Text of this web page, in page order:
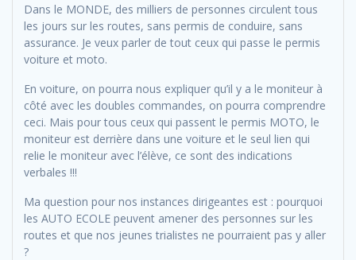
Dans le MONDE, des milliers de personnes circulent tous
les jours sur les routes, sans permis de conduire, sans
assurance. Je veux parler de tout ceux qui passe le permis
voiture et moto.
En voiture, on pourra nous expliquer qu’il y a le moniteur à
côté avec les doubles commandes, on pourra comprendre
ceci. Mais pour tous ceux qui passent le permis MOTO, le
moniteur est derrière dans une voiture et le seul lien qui
relie le moniteur avec l’élève, ce sont des indications
verbales !!!
Ma question pour nos instances dirigeantes est : pourquoi
les AUTO ECOLE peuvent amener des personnes sur les
routes et que nos jeunes trialistes ne pourraient pas y aller
?